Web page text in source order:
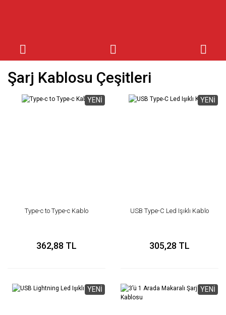
Şarj Kablosu Çeşitleri
YENİ
Type-c to Type-c Kablo
362,88 TL
YENİ
USB Type-C Led Işıklı Kablo
305,28 TL
YENİ YENİ